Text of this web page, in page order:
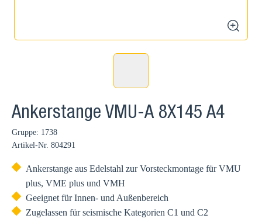
zoom
Ankerstange VMU-A 8X145 A4
Gruppe: 1738
Artikel-Nr. 804291
Ankerstange aus Edelstahl zur Vorsteckmontage für VMU
plus, VME plus und VMH
Geeignet für Innen- und Außenbereich
Zugelassen für seismische Kategorien C1 und C2